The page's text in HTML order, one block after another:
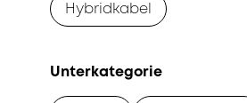
Hybridkabel
Unterkategorie